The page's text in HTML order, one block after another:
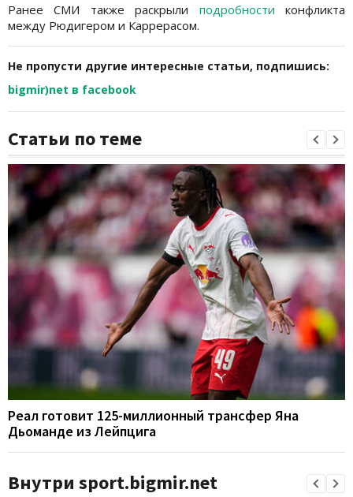
Ранее СМИ также раскрыли подробности конфликта
между Рюдигером и Каррерасом.
Не пропусти другие интересные статьи, подпишись:
bigmir)net в facebook
Статьи по теме
Реал готовит 125-миллионный трансфер Яна
Дьоманде из Лейпцига
Внутри sport.bigmir.net